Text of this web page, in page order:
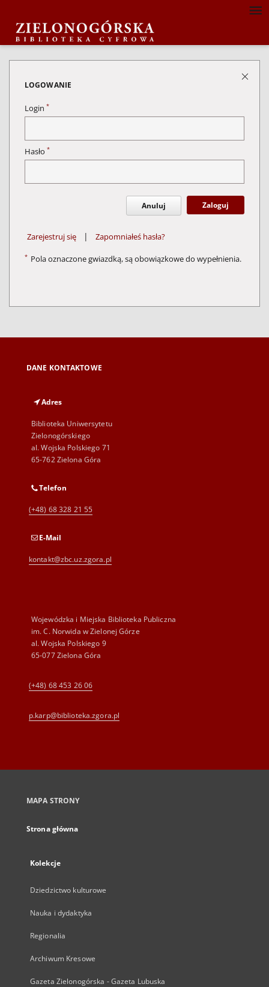
LOGOWANIE
Login *
Hasło *
Anuluj Zaloguj
Zarejestruj się | Zapomniałeś hasła?
* Pola oznaczone gwiazdką, są obowiązkowe do wypełnienia.
DANE KONTAKTOWE
Adres
Biblioteka Uniwersytetu
Zielonogórskiego
al. Wojska Polskiego 71
65-762 Zielona Góra
Telefon
(+48) 68 328 21 55
E-Mail
kontakt@zbc.uz.zgora.pl
Wojewódzka i Miejska Biblioteka Publiczna
im. C. Norwida w Zielonej Górze
al. Wojska Polskiego 9
65-077 Zielona Góra
(+48) 68 453 26 06
p.karp@biblioteka.zgora.pl
MAPA STRONY
Strona główna
Kolekcje
Dziedzictwo kulturowe
Nauka i dydaktyka
Regionalia
Archiwum Kresowe
Gazeta Zielonogórska - Gazeta Lubuska